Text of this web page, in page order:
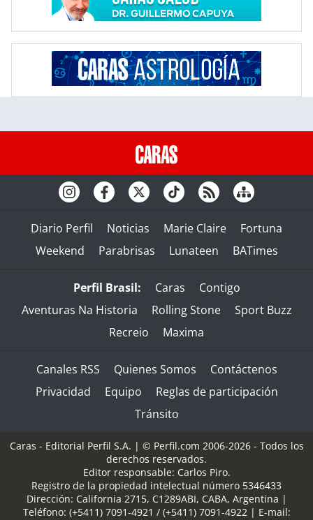
Diario Perfil Noticias Marie Claire
Fortuna
Weekend
Parabrisas Lunateen BATimes
Perfil Brasil: Caras
Contigo
Aventuras Na Historia
Rolling Stone
Sport Buzz
Recreio
Maxima
Canales RSS Quienes Somos
Contáctenos
Privacidad
Equipo
Reglas de participación
Tránsito
Caras - Editorial Perfil S.A. | © Perfil.com 2006-2026 - Todos los
derechos reservados.
Editor responsable: Carlos Piro.
Registro de la propiedad intelectual número 5346433
Dirección: California 2715, C1289ABI, CABA, Argentina |
Teléfono: (+5411) 7091-4921 / (+5411) 7091-4922| E-mail: